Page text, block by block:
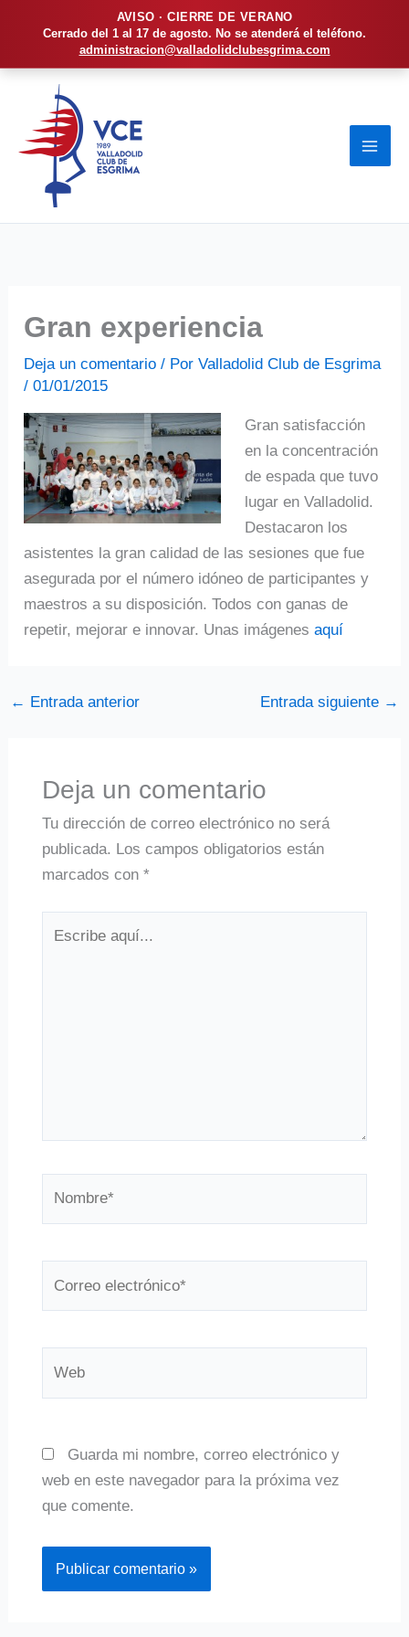
AVISO · CIERRE DE VERANO
Cerrado del 1 al 17 de agosto. No se atenderá el teléfono.
administracion@valladolidclubesgrima.com
contenido
Gran experiencia
Deja un comentario / PorValladolid Club de Esgrima
/01/01/2015
Gran satisfacción
en la concentración
de espada que tuvo
lugar en Valladolid.
Destacaron los
asistentes la gran calidad de las sesiones que fue
asegurada por el número idóneo de participantes y
maestros a su disposición. Todos con ganas de
repetir, mejorar e innovar. Unas imágenesaquí
← Entrada anterior Entrada siguiente →
Deja un comentario
Tu dirección de correo electrónico no será
publicada. Los campos obligatorios están
marcados con *
Guarda mi nombre, correo electrónico y
web en este navegador para la próxima vez
que comente.